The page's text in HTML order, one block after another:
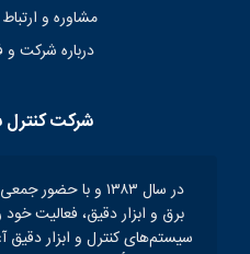
مشاوره و
درباره شرکت
شرکت کنترل
در سال ۱۳۸۳ و با
برق و ابزار دقیق، فعالیت